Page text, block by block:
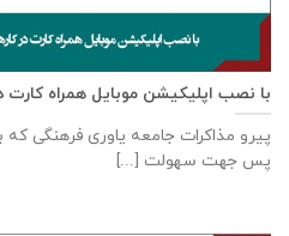
با نصب اپلیکیشن موبایل همراه
پیرو مذاکرات جامعه ياوری فرهنگی که
پس جهت سهولت [...]